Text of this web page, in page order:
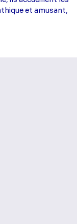
et amusant,
diffusion
diffusion